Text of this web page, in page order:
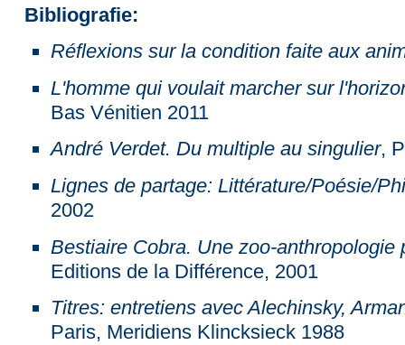
Bibliografie:
Réflexions sur la condition faite aux
L'homme qui voulait marcher sur
Bas Vénitien 2011
André Verdet. Du multiple au singulier,
Lignes de partage: Littérature/Poésie/
2002
Bestiaire Cobra. Une zoo-anthropologie
Editions de la Différence, 2001
Titres: entretiens avec Alechinsky,
Paris, Meridiens Klincksieck 1988